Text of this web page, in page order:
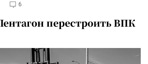
6
перестроить ВПК